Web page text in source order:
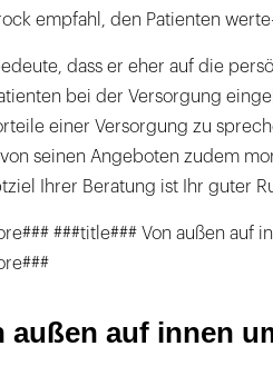
empfahl, den Patienten
dass er eher auf die
bei der Versorgung
einer Versorgung zu
seinen Angeboten zudem
Ihrer Beratung ist Ihr guter
###title### Von außen auf
außen auf innen